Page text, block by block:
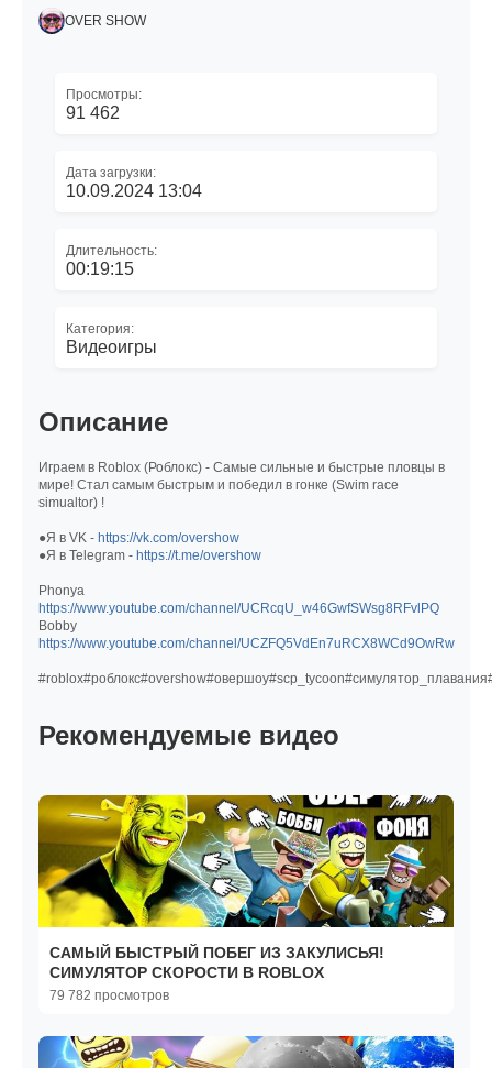
OVER SHOW
Просмотры:
91 462
Дата загрузки:
10.09.2024 13:04
Длительность:
00:19:15
Категория:
Видеоигры
Описание
Играем в Roblox (Роблокс) - Самые сильные и быстрые пловцы в
мире! Стал самым быстрым и победил в гонке (Swim race
simualtor) !
●Я в VK - https://vk.com/overshow
●Я в Telegram - https://t.me/overshow
Phonya
https://www.youtube.com/channel/UCRcqU_w46GwfSWsg8RFvlPQ
Bobby
https://www.youtube.com/channel/UCZFQ5VdEn7uRCX8WCd9OwRw
Рекомендуемые видео
САМЫЙ БЫСТРЫЙ ПОБЕГ ИЗ ЗАКУЛИСЬЯ!
СИМУЛЯТОР СКОРОСТИ В ROBLOX
79 782 просмотров